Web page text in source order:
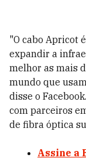
"O cabo Apricot
expandir a
melhor as mais
mundo que
disse o
com parceiros
de fibra óptica
Assine a